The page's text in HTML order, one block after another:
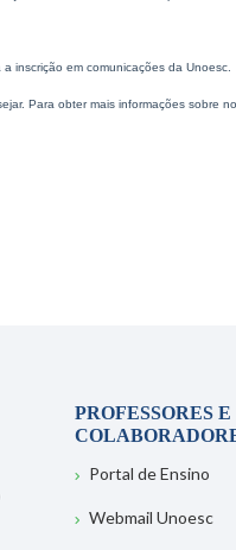
PROFESSORES E
Portal de Ensino
Webmail Unoesc